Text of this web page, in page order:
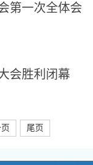
第一次全体会
会胜利闭幕
页 尾页